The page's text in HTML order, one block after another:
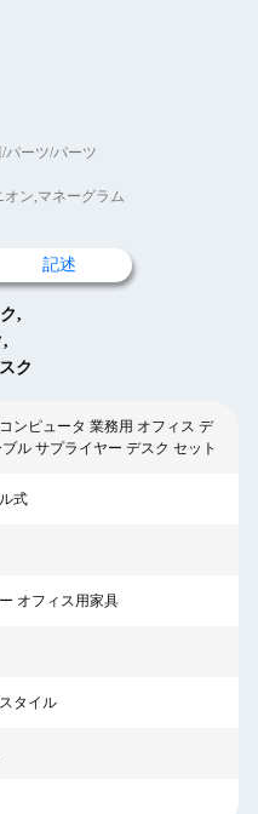
パーツ/パーツ
オン,マネーグラム
記述
,
,
ク
ンピュータ 業務用 オフィス デ
ル サプライヤー デスク セット
式
オフィス用家具
タイル